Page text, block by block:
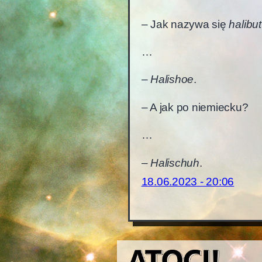
– Jak nazywa sięhalibut
…
–Halishoe.
– A jak po niemiecku?
…
–Halischuh.
18.06.2023 - 20:06